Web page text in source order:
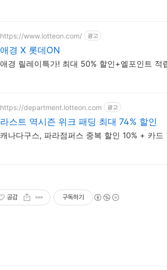
https://www.lotteon.com/ 광고
애경 X 롯데ON
애경 릴레이특가! 최대 50% 할인+엘포인트 적
https://department.lotteon.com 광고
라스트 역시즌 위크 패딩 최대 74% 할인
캐나다구스, 파라점퍼스 중복 할인 10% + 카드
공감 구독하기